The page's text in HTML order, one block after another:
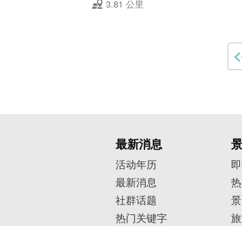
3.81 公里
最新消息
活动年历
最新消息
社群话题
热门关键字